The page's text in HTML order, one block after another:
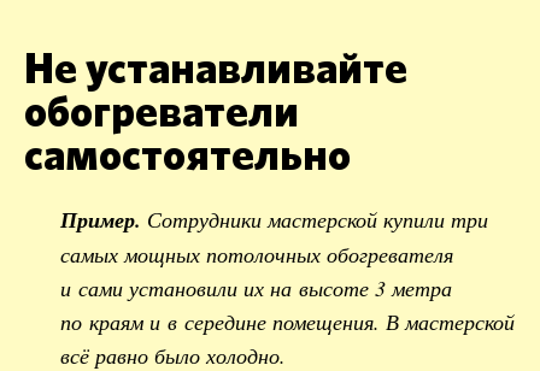
Не устанавливайте
обогреватели
самостоятельно
Пример. Сотрудники мастерской купили три
самых мощных потолочных обогревателя
и сами установили их на высоте 3 метра
по краям и в середине помещения. В мастерской
всё равно было холодно.